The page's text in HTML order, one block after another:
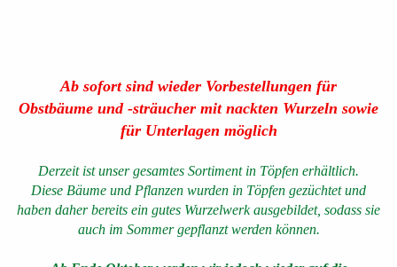
Ab sofort sind wieder Vorbestellungen für
Obstbäume und -sträucher mit nackten Wurzeln sowie
für Unterlagen möglich
Derzeit ist unser gesamtes Sortiment in Töpfen erhältlich.
Diese Bäume und Pflanzen wurden in Töpfen gezüchtet und
haben daher bereits ein gutes Wurzelwerk ausgebildet, sodass sie
auch im Sommer gepflanzt werden können.